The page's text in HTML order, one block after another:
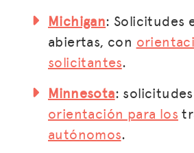
DISFRUTA DE LAS
CENTRO DE IMPUESTOS
EVENTOS
ASESORAMIENTO
QUIÉNES SOMOS
Michigan: Solicitudes
abiertas, con
solicitantes.
Minnesota:
orientación para los
autónomos.